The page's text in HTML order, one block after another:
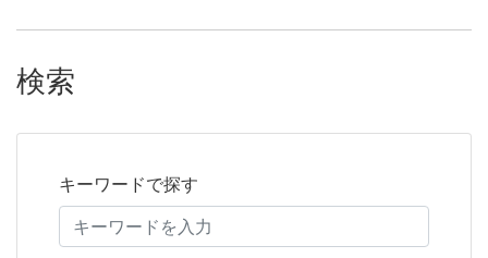
検索
キーワードで探す